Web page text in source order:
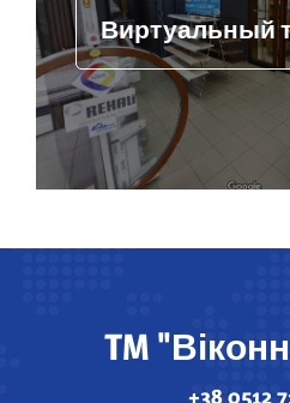
Виртуальный
TM
+38 0512